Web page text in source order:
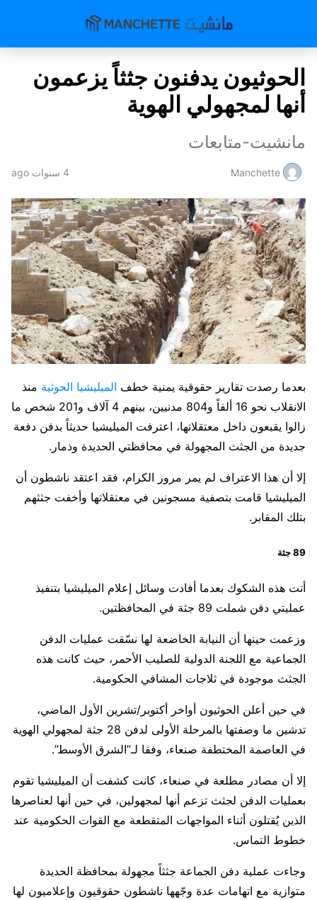
الحوثيون يدفنون جثثاً يزعمون
أنها لمجهولي الهوية
مانشيت-متابعات
Manchette 4 سنوات ago
بعدما رصدت تقارير حقوقية يمنية خطف الميليشيا الحوثية منذ
الانقلاب نحو 16 ألفاً و804 مدنيين، بينهم 4 آلاف و201 شخص ما
زالوا يقبعون داخل معتقلاتها، اعترفت الميليشيا حديثاً بدفن دفعة
جديدة من الجثث المجهولة في محافظتي الحديدة وذمار.
إلا أن هذا الاعتراف لم يمر مرور الكرام، فقد اعتقد ناشطون أن
الميليشيا قامت بتصفية مسجونين في معتقلاتها وأخفت جثثهم
بتلك المقابر.
89 جثة
أتت هذه الشكوك بعدما أفادت وسائل إعلام الميليشيا بتنفيذ
عمليتي دفن شملت 89 جثة في المحافظتين.
وزعمت حينها أن النيابة الخاضعة لها نسّقت عمليات الدفن
الجماعية مع اللجنة الدولية للصليب الأحمر، حيث كانت هذه
الجثث موجودة في ثلاجات المشافي الحكومية.
في حين أعلن الحوثيون أواخر أكتوبر/تشرين الأول الماضي،
تدشين ما وصفتها بالمرحلة الأولى لدفن 28 جثة لمجهولي الهوية
في العاصمة المختطفة صنعاء، وفقا لـ”الشرق الأوسط”.
إلا أن مصادر مطلعة في صنعاء، كانت كشفت أن الميليشيا تقوم
بعمليات الدفن لجثث تزعم أنها لمجهولين، في حين أنها لعناصرها
الذين يُقتلون أثناء المواجهات المتقطعة مع القوات الحكومية عند
خطوط التماس.
وجاءت عملية دفن الجماعة جثثاً مجهولة بمحافظة الحديدة
متوازية مع اتهامات عدة وجّهها ناشطون حقوقيون وإعلاميون لها